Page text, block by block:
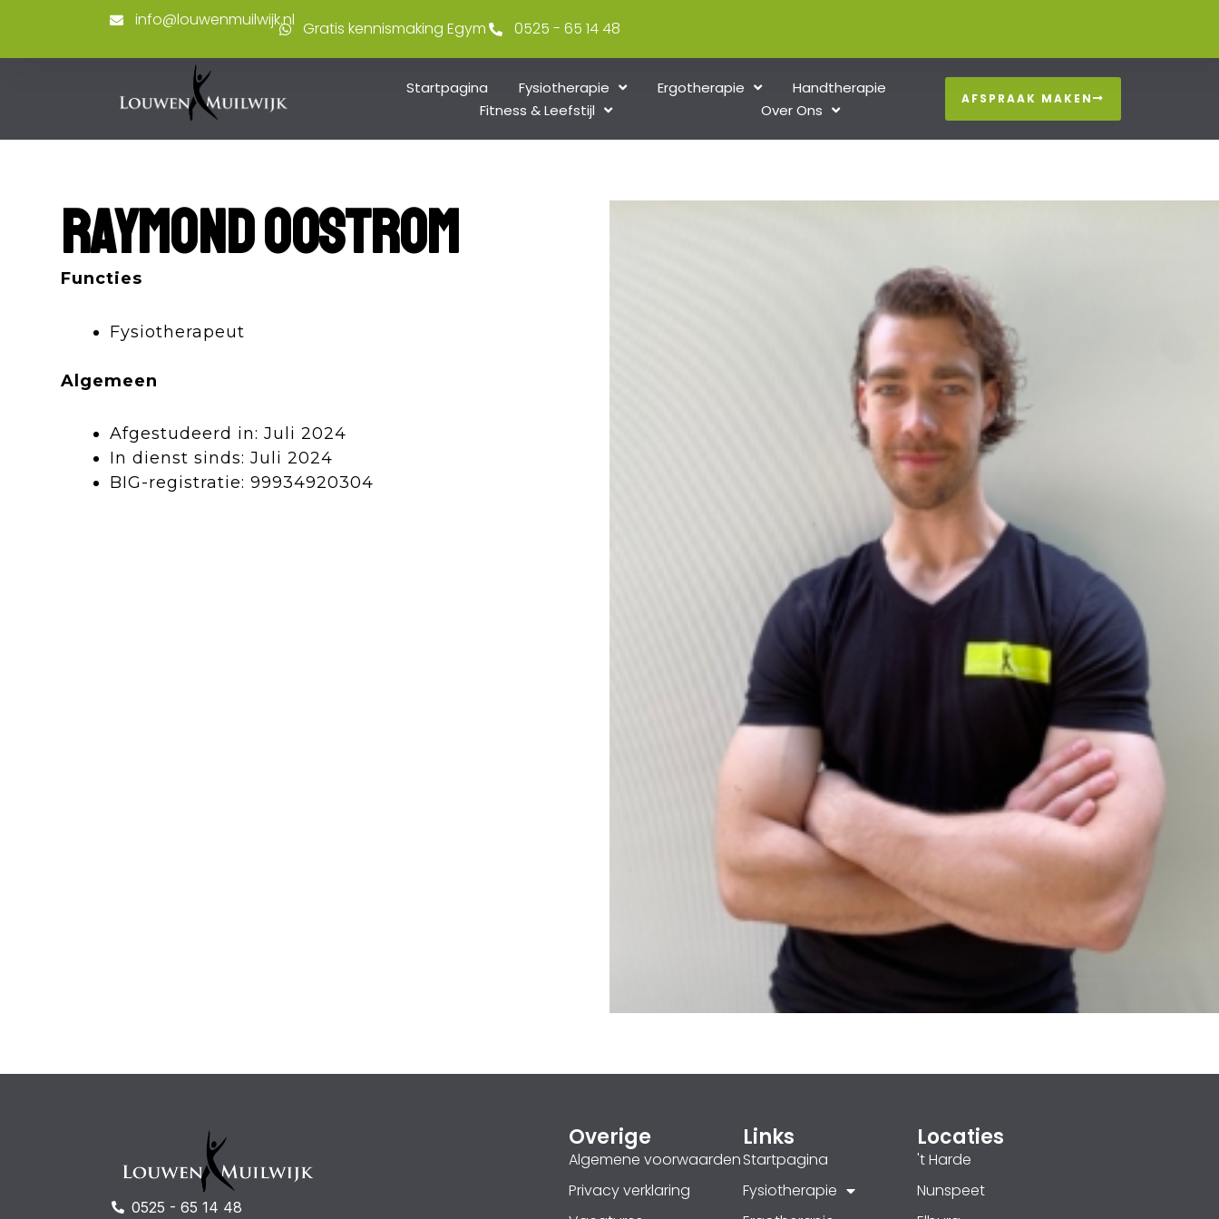
de
info@louwenmuilwijk.nl Gratis kennismaking Egym 0525 - 65 14 48
Startpagina Fysiotherapie Ergotherapie
Handtherapie
Fitness & Leefstijl
Over Ons
AFSPRAAK MAKEN
Raymond Oostrom
Functies
Fysiotherapeut
Algemeen
Afgestudeerd in: Juli 2024
In dienst sinds: Juli 2024
BIG-registratie: 99934920304
0525 - 65 14 48
Overige
Algemene voorwaarden
Privacy verklaring
Links
Startpagina
Fysiotherapie
Locaties
't Harde
Nunspeet